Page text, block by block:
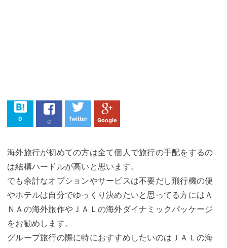
0 Twitter Google
海外旅行が初めての方は全て個人で旅行の手配をするの
は結構ハードルが高いと思います。
でも余計なオプションやサービスは不要だし飛行機の便
やホテルは自分でゆっくり決めたいと思ってる方にはＡ
ＮＡの海外旅作やＪＡＬの海外ダイナミックパッケージ
をお勧めします。
グループ旅行の際に特におすすめしたいのはＪＡＬの海